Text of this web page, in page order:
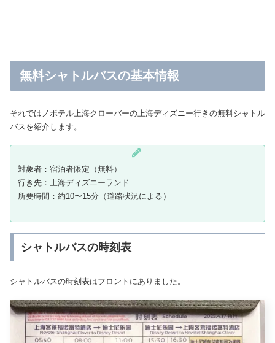
無料シャトルバスの基本情報
それではノボテル上海クローバーの上海ディズニー行きの無料シャトル
バスを紹介します。
対象者：宿泊者限定（無料）
行き先：上海ディズニーランド
所要時間：約10〜15分（道路状況による）
シャトルバスの時刻表
シャトルバスの時刻表はフロントにありました。